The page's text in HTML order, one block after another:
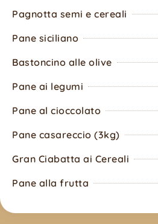
Pagnotta semi e cereali
Pane siciliano
Bastoncino alle olive
Pane ai legumi
Pane al cioccolato
Pane casareccio (3kg)
Gran Ciabatta ai Cereali
Pane alla frutta